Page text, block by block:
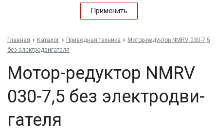
Применить
Главная Каталог Приводная техника
Мо­тор-ре­дук­тор NMRV 030-7,5
без элек­трод­ви­гате­ля
Мо­тор-ре­дук­тор NMRV
030-7,5 без элек­трод­ви­
гате­ля